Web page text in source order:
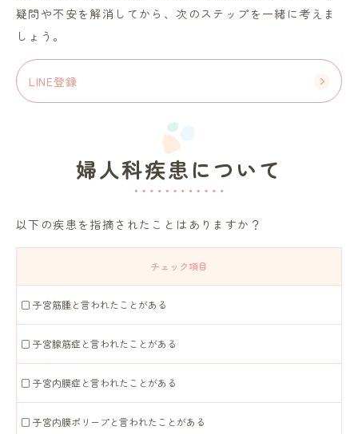
疑問や不安を解消してから、次のステップを一緒に考えま
しょう。
LINE登録
婦人科疾患について
以下の疾患を指摘されたことはありますか？
チェック項目
□ 子宮筋腫と言われたことがある
□ 子宮腺筋症と言われたことがある
□ 子宮内膜症と言われたことがある
□ 子宮内膜ポリープと言われたことがある